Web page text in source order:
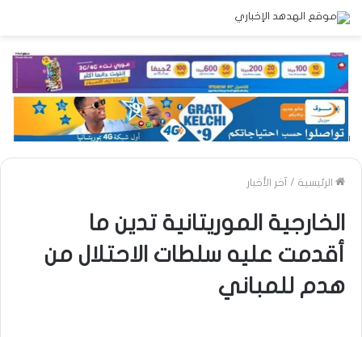
الرئيسية / آخر الأخبار
الخارجية الموريتانية تدين ما
أقدمت عليه سلطات الاحتلال من
هدم للمباني